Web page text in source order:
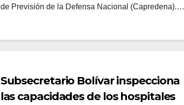
de Previsión de la Defensa Nacional (Capredena).…
Subsecretario Bolívar inspecciona
las capacidades de los hospitales